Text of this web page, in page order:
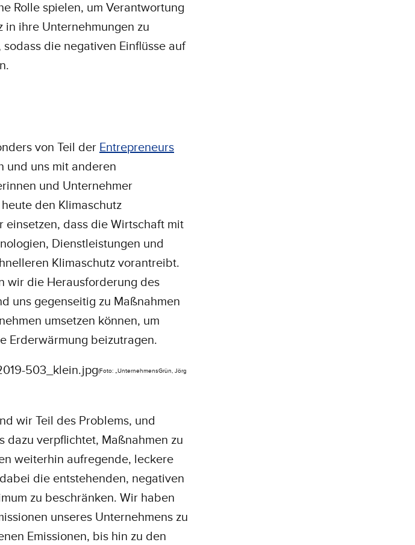
Rolle spielen, um Verantwortung
in ihre Unternehmungen zu
die negativen Einflüsse auf
von Teil der Entrepreneurs
und uns mit anderen
und Unternehmer
den Klimaschutz
dass die Wirtschaft mit
Dienstleistungen und
Klimaschutz vorantreibt.
wir die Herausforderung des
uns gegenseitig zu Maßnahmen
umsetzen können, um
Erderwärmung beizutragen.
(Foto: „UnternehmensGrün, Jörg
wir Teil des Problems, und
dazu verpflichtet, Maßnahmen zu
weiterhin aufregende, leckere
die entstehenden, negativen
zu beschränken. Wir haben
unseres Unternehmens zu
Emissionen, bis hin zu den